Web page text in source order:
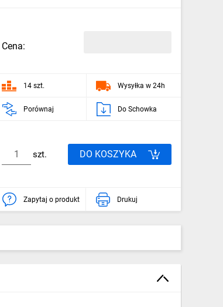
Cena:
14 szt. Wysyłka w 24h
Porównaj Do Schowka
szt. DO KOSZYKA
Zapytaj o produkt Drukuj